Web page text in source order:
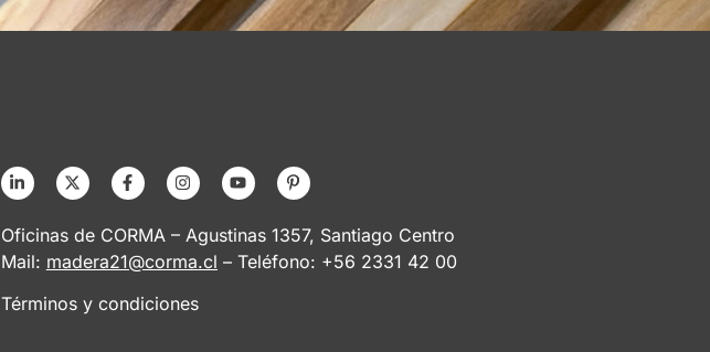
Oficinas de CORMA – Agustinas 1357, Santiago Centro
Mail: madera21@corma.cl – Teléfono: +56 2331 42 00
Términos y condiciones